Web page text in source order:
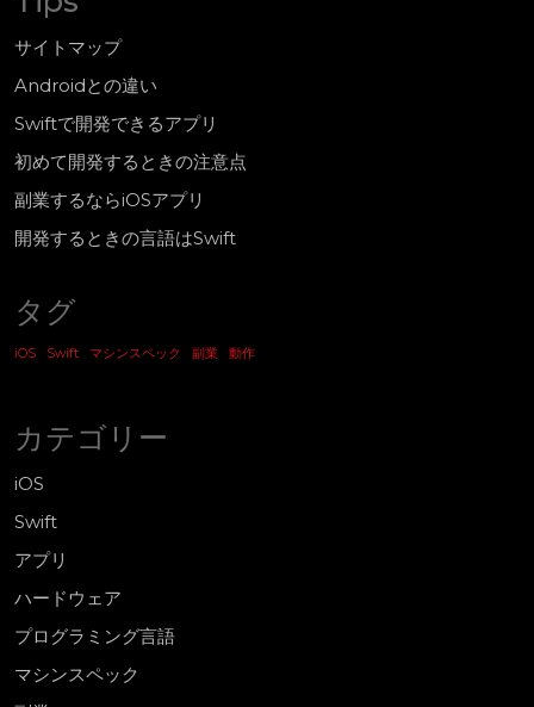
サイトマップ
Androidとの違い
Swiftで開発できるアプリ
初めて開発するときの注意点
副業するならiOSアプリ
開発するときの言語はSwift
タグ
iOS Swift マシンスペック 副業 動作
カテゴリー
iOS
Swift
アプリ
ハードウェア
プログラミング言語
マシンスペック